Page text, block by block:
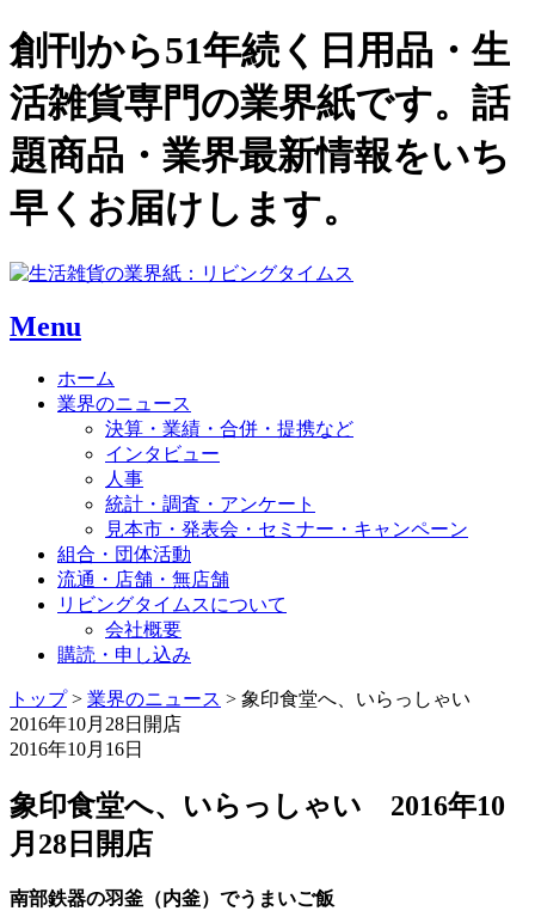
創刊から51年続く日用品・生
活雑貨専門の業界紙です。話
題商品・業界最新情報をいち
早くお届けします。
Menu
ホーム
業界のニュース
決算・業績・合併・提携など
インタビュー
人事
統計・調査・アンケート
見本市・発表会・セミナー・キャンペーン
組合・団体活動
流通・店舗・無店舗
リビングタイムスについて
会社概要
購読・申し込み
トップ> 業界のニュース > 象印食堂へ、いらっしゃい
2016年10月28日開店
2016年10月16日
象印食堂へ、いらっしゃい 2016年10
月28日開店
南部鉄器の羽釜（内釜）でうまいご飯